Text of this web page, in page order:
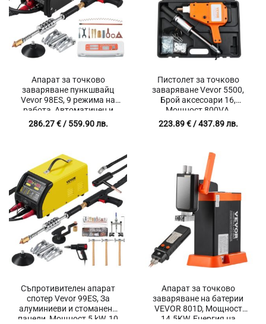
Апарат за точково
заваряване пункшвайц
Vevor 98ES, 9 режима на
работа, Автоматичен и
ръчен режим на
заваряване
286.27€/ 559.90 лв.
Пистолет за точково
заваряване Vevor 5500,
Брой аксесоари 16,
Мощност 800VA,
Максимален ток 1600A
223.89€/ 437.89 лв.
Съпротивителен апарат
спотер Vevor 99ES, За
алуминиеви и стоманени
панели, Мощност 5 kW, 10
Апарат за точково
заваряване на батерии
VEVOR 801D, Мощност
14.5KW, Енергия на